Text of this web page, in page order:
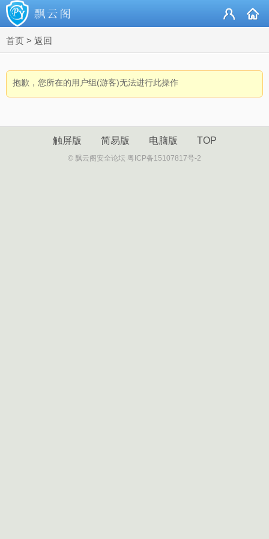
首页 > 返回
抱歉，您所在的用户组(游客)无法进行此操作
触屏版 简易版 电脑版 TOP
© 飘云阁安全论坛 粤ICP备15107817号-2